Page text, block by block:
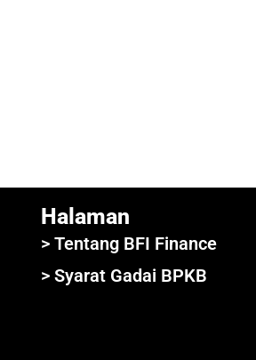
Halaman
> Tentang BFI Finance
> Syarat Gadai BPKB